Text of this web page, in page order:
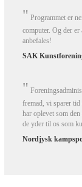
" Programmet er
computer. Og der
anbefales!
SAK
"
fremad, vi sparer
har oplevet som
de yder til os som
Nordjysk